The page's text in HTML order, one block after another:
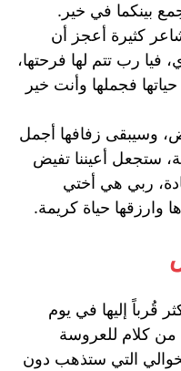
بينكما في خير.
كثيرة أعجز أن
فيا رب تتم لها فرحتها،
فجملها وأنت خير
وسيبقى زفافها أجمل
ستجعل أعيننا تفيض
ربي هي أختي
حياة كريمة.
قُرباً إليها في يوم
من كلام للعروسة
التي ستذهب دون